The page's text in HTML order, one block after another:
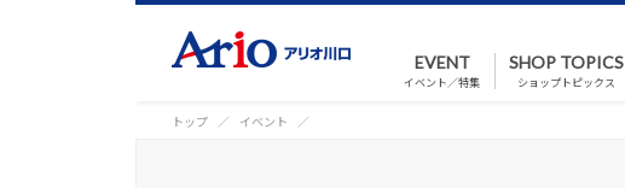
EVENT
イベント／特集
SHOP TOPICS
ショップトピックス
トップ イベント